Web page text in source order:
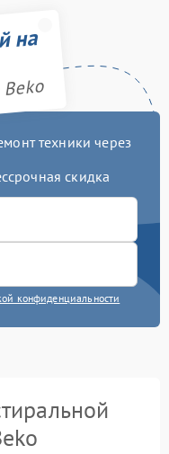
на
техники через
скидка
конфиденциальности